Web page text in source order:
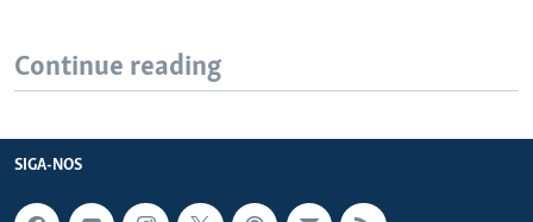
Continue reading
SIGA-NOS